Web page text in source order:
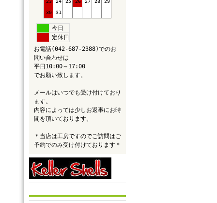
23 24 25 26 27 28 29
30 31
今日
定休日
お電話(042-687-2388)でのお
問い合わせは
平日10:00～17:00
でお願い致します。
メールはいつでも受け付けており
ます。
内容によっては少しお返事にお時
間を頂いております。
＊当店は工房ですのでご訪問はご
予約でのみ受け付けております＊